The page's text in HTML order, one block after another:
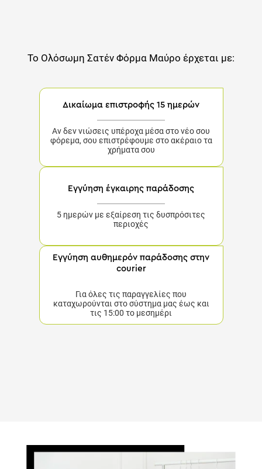
Το Ολόσωμη Σατέν Φόρμα Μαύρο έρχεται με:
Δικαίωμα επιστροφής 15 ημερών
Αν δεν νιώσεις υπέροχα μέσα στο νέο σου
φόρεμα, σου επιστρέφουμε στο ακέραιο τα
χρήματα σου
Εγγύηση έγκαιρης παράδοσης
5 ημερών με εξαίρεση τις δυσπρόσιτες
περιοχές
Εγγύηση αυθημερόν παράδοσης στην
courier
Για όλες τις παραγγελίες που
καταχωρούνται στο σύστημα μας έως και
τις 15:00 το μεσημέρι